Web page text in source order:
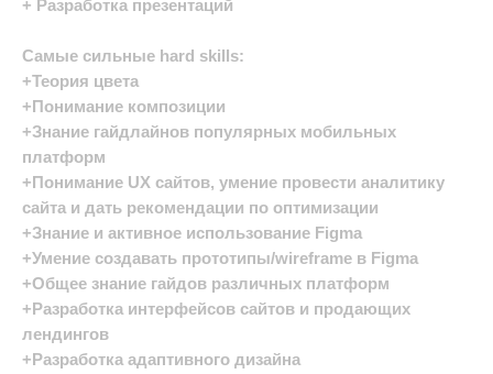
+ Разработка презентаций
Самые сильные hard skills:
+Теория цвета
+Понимание композиции
+Знание гайдлайнов популярных мобильных
платформ
+Понимание UX сайтов, умение провести аналитику
сайта и дать рекомендации по оптимизации
+Знание и активное использование Figma
+Умение создавать прототипы/wireframe в Figma
+Общее знание гайдов различных платформ
+Разработка интерфейсов сайтов и продающих
лендингов
+Разработка адаптивного дизайна